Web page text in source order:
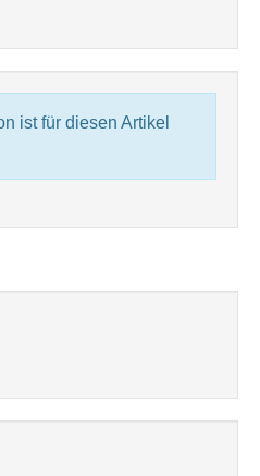
ist für diesen Artikel